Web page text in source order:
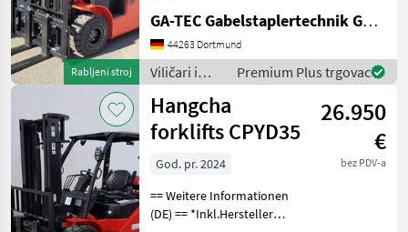
Rabljeni stroj
1000 Betriebsstunden.
Ausstattung : ------------- -
Schutzdach - 3. Ventil -
Arbeitssch
GA-TEC Gabelstaplertechnik GmbH
44263 Dortmund
Viličari i
skladišna
tehnika /
Hangcha
forklifts
Premium Plus trgovac
Hangcha
forklifts CPYD35
26.950
€
bez PDV-a
God. pr. 2024
== Weitere Informationen
(DE) == *Inkl.Hersteller